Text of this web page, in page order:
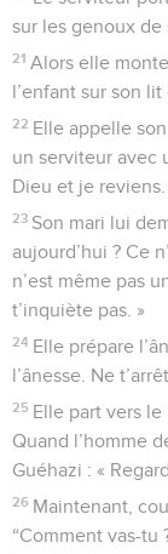
sur les genoux de
21 Alors elle
l’enfant sur son
22 Elle appelle
un serviteur avec
Dieu et je reviens.
23 Son mari lui
aujourd’hui ? Ce
n’est même pas
t’inquiète pas. »
24 Elle prépare
l’ânesse. Ne
25 Elle part vers
Quand l’homme
Guéhazi : «
26 Maintenant,
“Comment vas-tu